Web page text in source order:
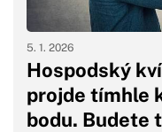
Hospodský
projde tímhle
bodu. Budete
5. 1. 2026